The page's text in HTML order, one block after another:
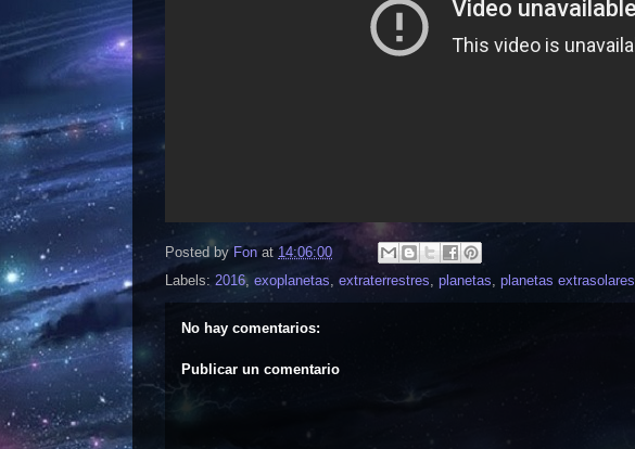
Posted byFon at 14:06:00
Labels: 2016, exoplanetas, extraterrestres, planetas, planetas extrasolares
No hay comentarios:
Publicar un comentario